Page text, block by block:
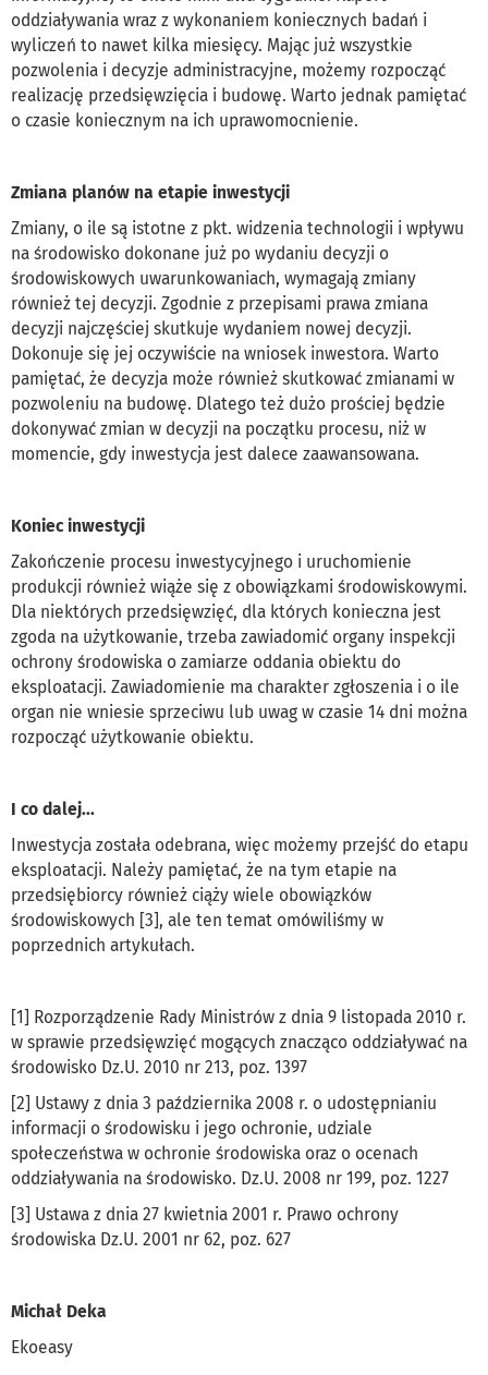
oddziaływania wraz z wykonaniem koniecznych badań i
wyliczeń to nawet kilka miesięcy. Mając już wszystkie
pozwolenia i decyzje administracyjne, możemy rozpocząć
realizację przedsięwzięcia i budowę. Warto jednak pamiętać
o czasie koniecznym na ich uprawomocnienie.
Zmiana planów na etapie inwestycji
Zmiany, o ile są istotne z pkt. widzenia technologii i wpływu
na środowisko dokonane już po wydaniu decyzji o
środowiskowych uwarunkowaniach, wymagają zmiany
również tej decyzji. Zgodnie z przepisami prawa zmiana
decyzji najczęściej skutkuje wydaniem nowej decyzji.
Dokonuje się jej oczywiście na wniosek inwestora. Warto
pamiętać, że decyzja może również skutkować zmianami w
pozwoleniu na budowę. Dlatego też dużo prościej będzie
dokonywać zmian w decyzji na początku procesu, niż w
momencie, gdy inwestycja jest dalece zaawansowana.
Koniec inwestycji
Zakończenie procesu inwestycyjnego i uruchomienie
produkcji również wiąże się z obowiązkami środowiskowymi.
Dla niektórych przedsięwzięć, dla których konieczna jest
zgoda na użytkowanie, trzeba zawiadomić organy inspekcji
ochrony środowiska o zamiarze oddania obiektu do
eksploatacji. Zawiadomienie ma charakter zgłoszenia i o ile
organ nie wniesie sprzeciwu lub uwag w czasie 14 dni można
rozpocząć użytkowanie obiektu.
I co dalej...
Inwestycja została odebrana, więc możemy przejść do etapu
eksploatacji. Należy pamiętać, że na tym etapie na
przedsiębiorcy również ciąży wiele obowiązków
środowiskowych [3], ale ten temat omówiliśmy w
poprzednich artykułach.
[1] Rozporządzenie Rady Ministrów z dnia 9 listopada 2010 r.
w sprawie przedsięwzięć mogących znacząco oddziaływać na
środowisko Dz.U. 2010 nr 213, poz. 1397
[2] Ustawy z dnia 3 października 2008 r. o udostępnianiu
informacji o środowisku i jego ochronie, udziale
społeczeństwa w ochronie środowiska oraz o ocenach
oddziaływania na środowisko. Dz.U. 2008 nr 199, poz. 1227
[3] Ustawa z dnia 27 kwietnia 2001 r. Prawo ochrony
środowiska Dz.U. 2001 nr 62, poz. 627
Michał Deka
Ekoeasy